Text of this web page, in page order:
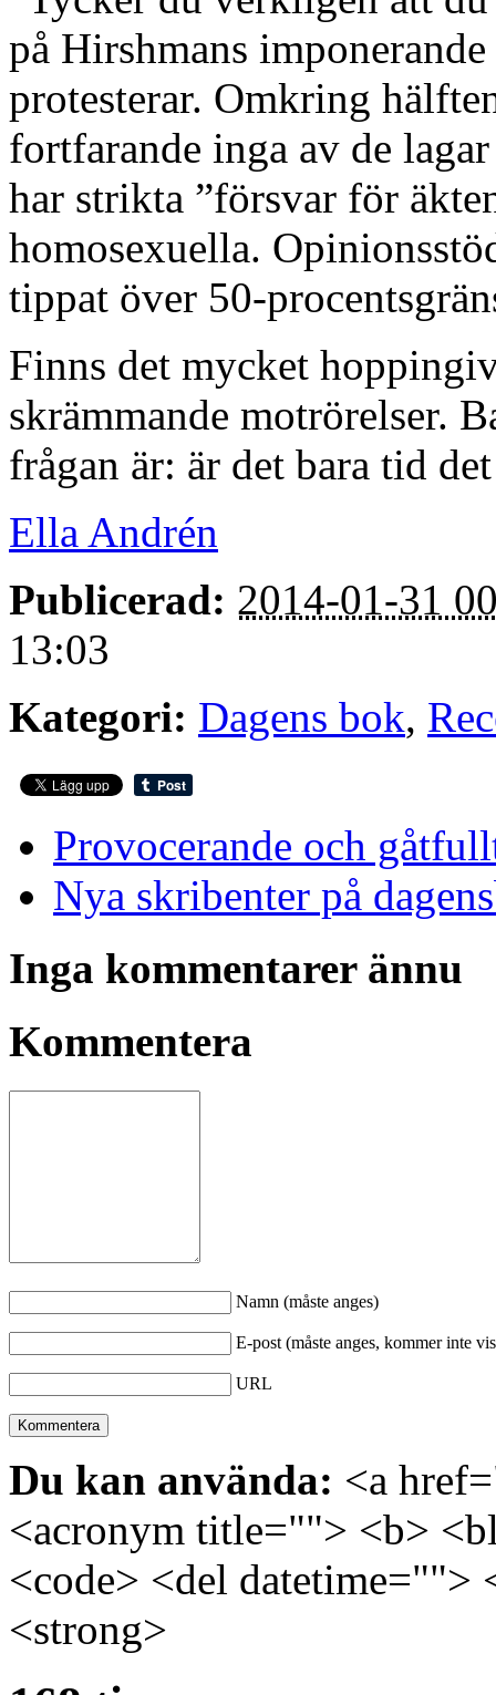
på Hirshmans
protesterar. Omkring
fortfarande inga av de
har strikta ”försvar för
homosexuella.
tippat över 50-
Finns det mycket
skrämmande motrörelser.
frågan är: är det bara tid
Ella Andrén
Publicerad: 2014-01-31
13:03
Kategori: Dagens bok,
Provocerande och
Nya skribenter på
Inga kommentarer ännu
Kommentera
Namn (måste anges)
E-post (måste anges, kommer inte
URL
Du kan använda: <a
<acronym title=""> <b>
<code> <del
<strong>